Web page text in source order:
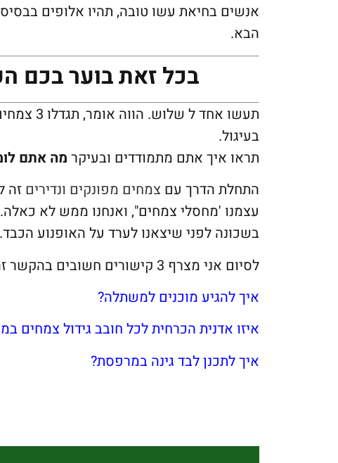
אנשים בחיאת עשו טובה, תהיו אלופים
הבא.
בכל זאת בוער בכם
תעשו
בעיגול.
תראו איך אתם מתמודדים ובעיקר מה אתם
התחלת הדרך עם צמחים מפונקים ונדירים זה
עצמנו 'מחסלי צמחים", ואנחנו ממש לא
בשכונה לפני שיצאנו לערד על האופנוע הכבד.
לסיום אני מצרף 3 קישורים חשובים בהקשר זה,
איך להגיע מוכנים למשתלה?
איזו אדנית הכרחית לכל חובב גידול צמחים
איך לתכנן לבד גינה במרפסת?